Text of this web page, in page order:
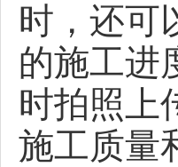
时，还可
的施工进
时拍照上
施工质量